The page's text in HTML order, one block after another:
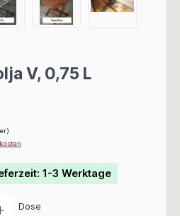
V, 0,75 L
1-3 Werktage
Dose